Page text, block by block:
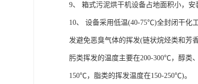
9、 箱式污泥烘干机设备占地面积小，安
10、 设备采用低温(40-75℃)全封闭干化
发避免恶臭气体的挥发(链状烷烃类和芳
肟类挥发的温度主要在200-300℃，醇类
150℃，脂类的挥发温度在150-250℃)。